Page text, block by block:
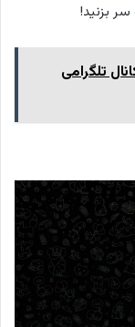
سر بزنید!
انیمه در تلگرام: معرفی 30 کانال تلگرامی